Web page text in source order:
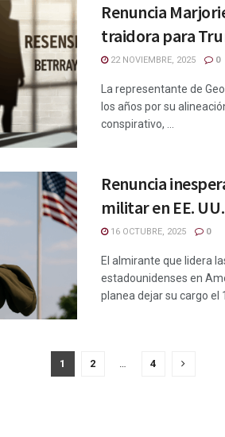
Renuncia
traidora para
22 NOVIEMBRE, 2025 0
La representante de
los años por su
conspirativo, ...
Renuncia
militar en EE. UU.
16 OCTUBRE, 2025 0
El almirante que lidera
estadounidenses en
planea dejar su cargo el
1 2 … 4